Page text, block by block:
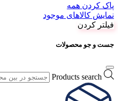
پاک کردن همه
نمایش کالاهای موجود
فیلتر کردن
جست و جو محصولات
Products search